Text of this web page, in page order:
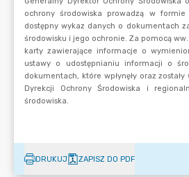
DRUKUJ ZAPISZ DO PDF